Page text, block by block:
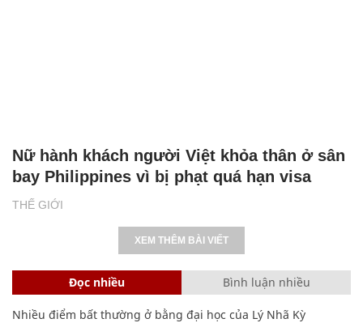
THẾ GIỚI
Nữ hành khách người Việt khỏa thân ở sân
bay Philippines vì bị phạt quá hạn visa
XEM THÊM BÀI VIẾT
Đọc nhiều Bình luận nhiều
Nhiều điểm bất thường ở bằng đại học của Lý Nhã Kỳ